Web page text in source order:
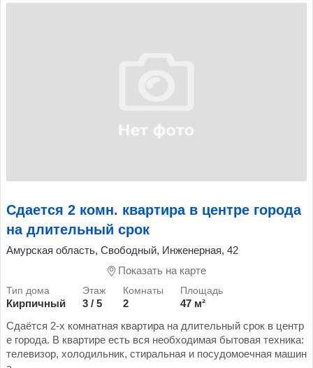
Сдается 2 комн. квартира в центре города
на длительный срок
Амурская область, Свободный, Инженерная, 42
Показать на карте
Кирпичный 3 / 5 2
47 м²
Сдаётся 2-х комнатная квартира на длительный срок в центр
е города. В квартире есть вся необходимая бытовая техника:
телевизор, холодильник, стиральная и посудомоечная машин